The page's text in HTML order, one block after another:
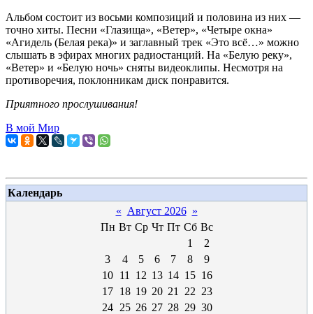
Альбом состоит из восьми композиций и половина из них —
точно хиты. Песни «Глазища», «Ветер», «Четыре окна»
«Агидель (Белая река)» и заглавный трек «Это всё…» можно
слышать в эфирах многих радиостанций. На «Белую реку»,
«Ветер» и «Белую ночь» сняты видеоклипы. Несмотря на
противоречия, поклонникам диск понравится.
Приятного прослушивания!
В мой Мир
Календарь
« Август 2026 »
Пн Вт Ср Чт Пт Сб Вс
1
2
3
4 5 6 7 8
9
10 11 12 13 14 15 16
17 18 19 20 21 22 23
24 25 26 27 28 29 30